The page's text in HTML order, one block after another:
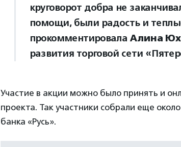
круговорот добра не
помощи, были радость и
прокомментировала Алина
развития торговой сети
Участие в акции можно было принять и
проекта. Так участники собрали еще
банка «Русь».